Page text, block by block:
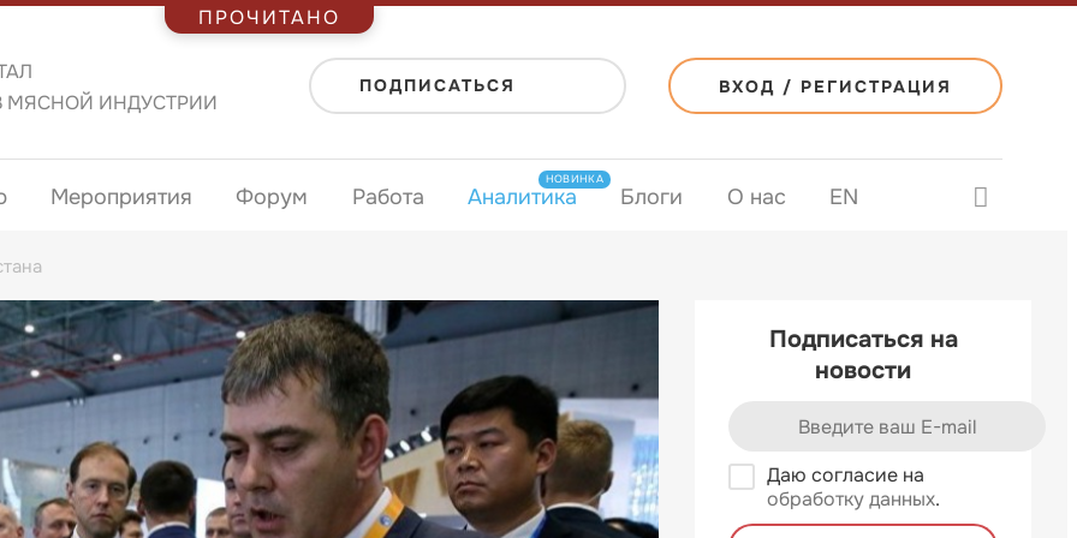
МЯСНОЙ ИНДУСТРИИ
ПОДПИСАТЬСЯ ВХОД / РЕГИСТРАЦИЯ
Мероприятия Форум Работа Аналитика
НОВИНКА
Блоги О нас EN
Подписаться на
новости
Даю согласие на
обработку данных.
ПРОЧИТАНО